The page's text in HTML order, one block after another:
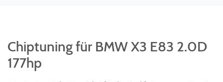
Chiptuning für BMW X3 E83 2.0D
177hp